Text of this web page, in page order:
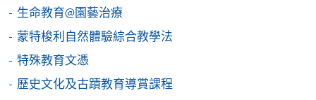
Pay) 、「支付寶」(Online Alipay) 或 「轉數快」(FPS)
親身報名/郵遞
生命教育@園藝治療
蒙特梭利自然體驗綜合教學法
特殊教育文憑
歷史文化及古蹟教育導賞課程